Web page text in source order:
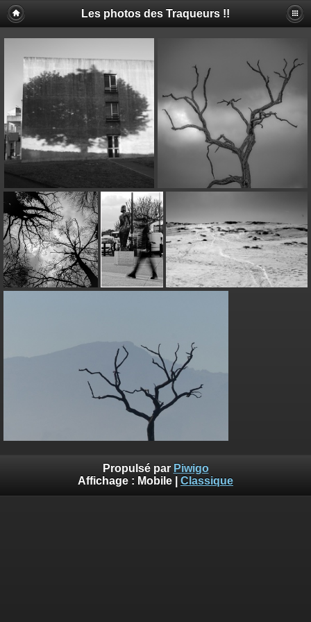
Les photos des Traqueurs !!
Propulsé par Piwigo
Affichage : Mobile Classique